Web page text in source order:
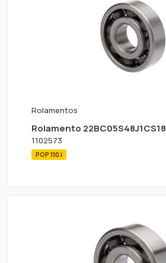
Rolamentos
Rolamento 22BC05S48J1CS18
1102573
POP 110 i